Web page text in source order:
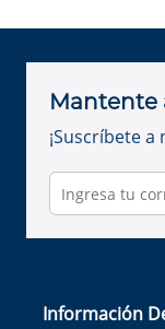
Mantente
¡Suscríbete
Información